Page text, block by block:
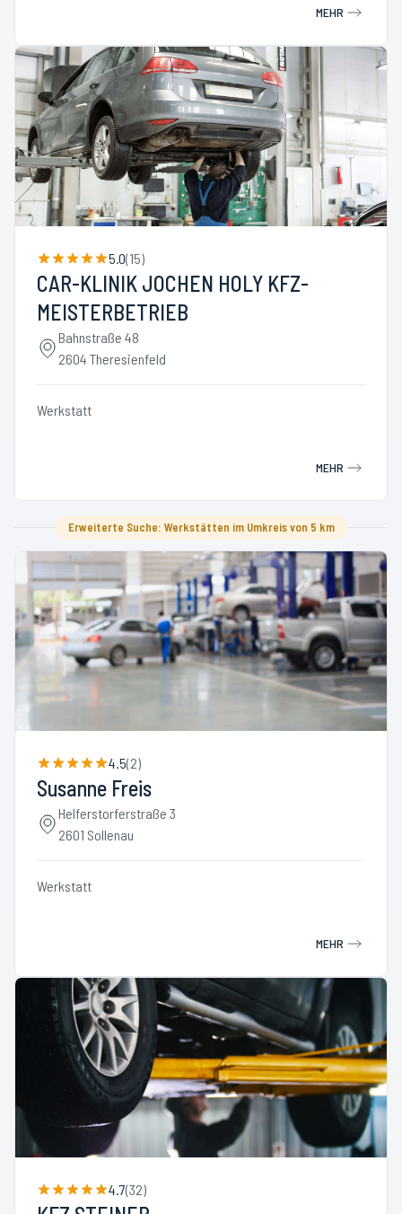
MEHR
5.0(15)
CAR-KLINIK JOCHEN HOLY KFZ-
MEISTERBETRIEB
Bahnstraße 48
2604 Theresienfeld
Werkstatt
MEHR
Erweiterte Suche: Werkstätten im Umkreis von 5 km
4.5(2)
Susanne Freis
Helferstorferstraße 3
2601 Sollenau
Werkstatt
MEHR
4.7(32)